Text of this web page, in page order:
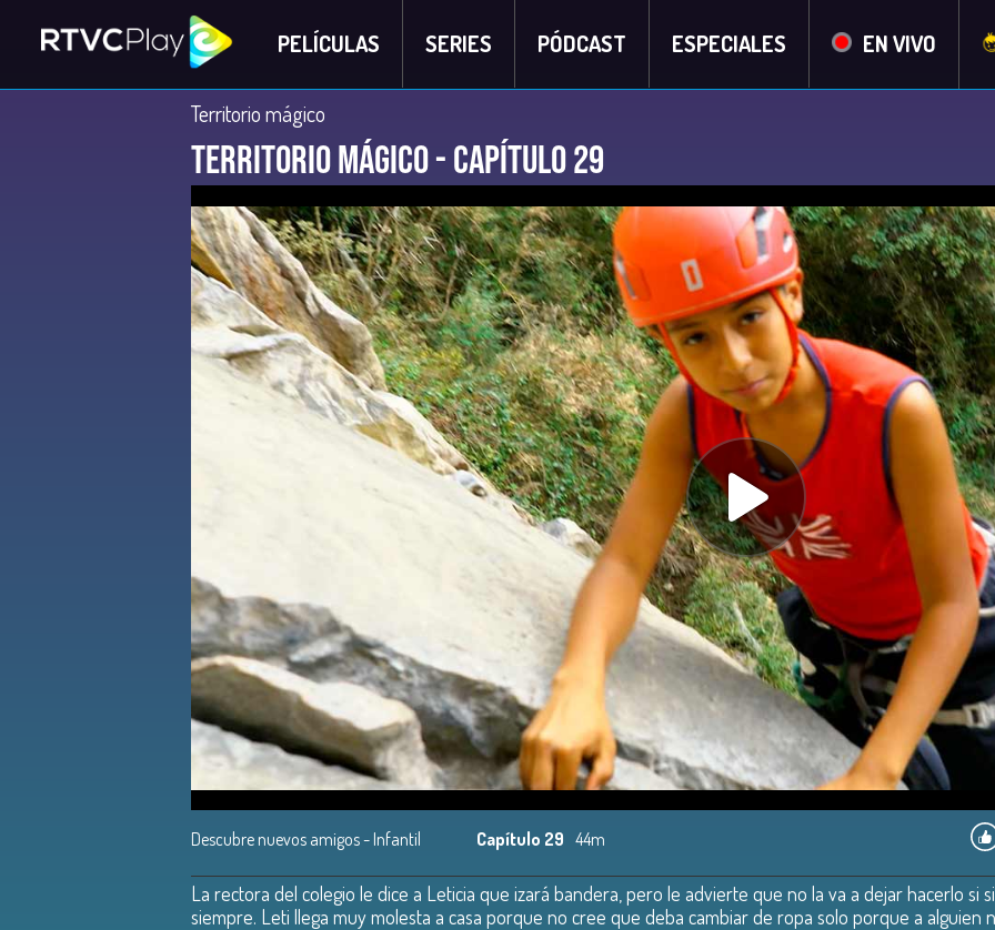
PELÍCULAS SERIES PÓDCAST ESPECIALES EN VIVO
Territorio mágico
Territorio Mágico - Capítulo 29
Descubre nuevos amigos - Infantil Capítulo 29 44m
La rectora del colegio le dice a Leticia que izará bandera, pero le advierte que no la va a dejar hacerlo si
siempre. Leti llega muy molesta a casa porque no cree que deba cambiar de ropa solo porque a alguien